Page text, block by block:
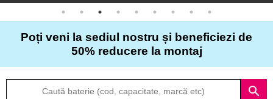
Articole
Despre
Poți veni la sediul nostru și beneficiezi de
50% reducere la montaj
search